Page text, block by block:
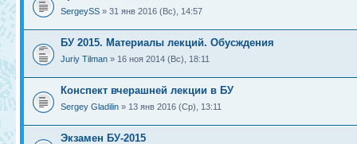
SergeySS » 31 янв 2016 (Вс), 14:57
БУ 2015. Материалы лекций. Обусждения
Juriy Tilman » 16 ноя 2014 (Вс), 18:11
Конспект вчерашней лекции в БУ
Sergey Gladilin » 13 янв 2016 (Ср), 13:11
Экзамен БУ-2015